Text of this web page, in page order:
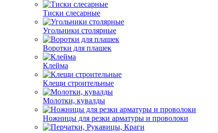
Тиски слесарные
Угольники столярные
Воротки для плашек
Клейма
Клещи строительные
Молотки, кувалды
Ножницы для резки арматуры и проволоки